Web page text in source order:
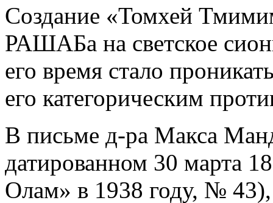
Создание «Томхей
РАШАБа на светское
его время стало
его категорическим
В письме д-ра Макса
датированном 30 марта
Олам» в 1938 году, № 43),